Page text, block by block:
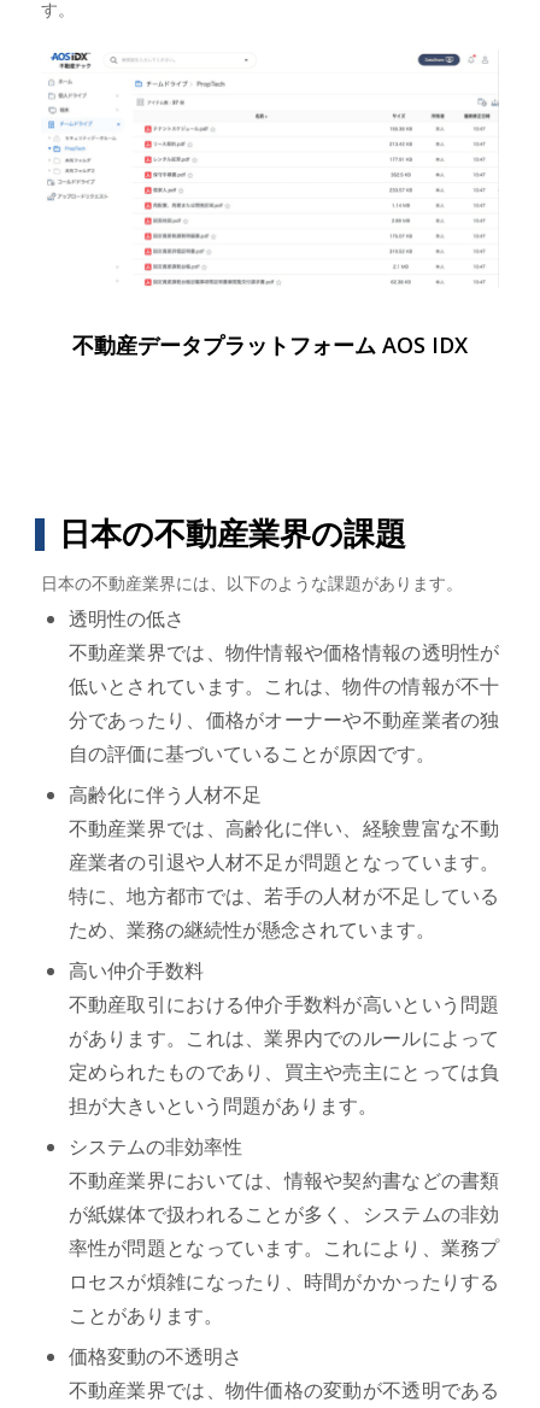
す。
不動産データプラットフォーム AOS IDX
日本の不動産業界の課題
日本の不動産業界には、以下のような課題があります。
透明性の低さ
不動産業界では、物件情報や価格情報の透明性が
低いとされています。これは、物件の情報が不十
分であったり、価格がオーナーや不動産業者の独
自の評価に基づいていることが原因です。
高齢化に伴う人材不足
不動産業界では、高齢化に伴い、経験豊富な不動
産業者の引退や人材不足が問題となっています。
特に、地方都市では、若手の人材が不足している
ため、業務の継続性が懸念されています。
高い仲介手数料
不動産取引における仲介手数料が高いという問題
があります。これは、業界内でのルールによって
定められたものであり、買主や売主にとっては負
担が大きいという問題があります。
システムの非効率性
不動産業界においては、情報や契約書などの書類
が紙媒体で扱われることが多く、システムの非効
率性が問題となっています。これにより、業務プ
ロセスが煩雑になったり、時間がかかったりする
ことがあります。
価格変動の不透明さ
不動産業界では、物件価格の変動が不透明である